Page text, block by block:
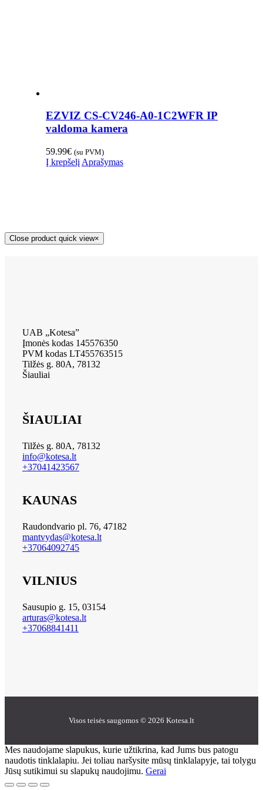
EZVIZ CS-CV246-A0-1C2WFR IP
valdoma kamera
59.99€ (su PVM)
Į krepšelį Aprašymas
Close product quick view×
UAB „Kotesa”
Įmonės kodas 145576350
PVM kodas LT455763515
Tilžės g. 80A, 78132
Šiauliai
ŠIAULIAI
Tilžės g. 80A, 78132
info@kotesa.lt
+37041423567
KAUNAS
Raudondvario pl. 76, 47182
mantvydas@kotesa.lt
+37064092745
VILNIUS
Sausupio g. 15, 03154
arturas@kotesa.lt
+37068841411
Visos teisės saugomos © 2026 Kotesa.lt
Mes naudojame slapukus, kurie užtikrina, kad Jums bus patogu
naudotis tinklalapiu. Jei toliau naršysite mūsų tinklalapyje, tai tolygu
Jūsų sutikimui su slapukų naudojimu. Gerai